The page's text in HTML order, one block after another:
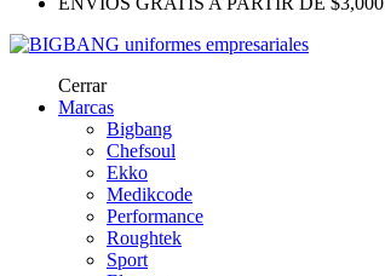
Cerrar
Marcas
Bigbang
Chefsoul
Ekko
Medikcode
Performance
Roughtek
Sport